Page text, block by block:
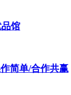
馆
简单/合作共赢